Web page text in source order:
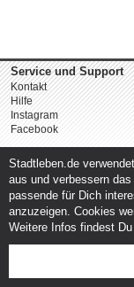
Service und Support
Kontakt
Hilfe
Instagram
Facebook
Stadtleben.de
aus und verbessern
passende für Dich
anzuzeigen. Cookies
Weitere Infos findest